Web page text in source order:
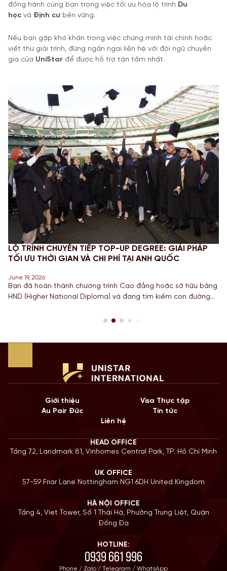
đồng hành cùng bạn trong việc tối ưu hóa lộ trình Du
học và Định cư bền vững.
Nếu bạn gặp khó khăn trong việc chứng minh tài chính hoặc
viết thư giải trình, đừng ngần ngại liên hệ với đội ngũ chuyên
gia của UniStar để được hỗ trợ tận tâm nhất.
LỘ TRÌNH CHUYỂN TIẾP TOP-UP DEGREE: GIẢI PHÁP
TỐI ƯU THỜI GIAN VÀ CHI PHÍ TẠI ANH QUỐC
June 19, 2026
Bạn đã hoàn thành chương trình Cao đẳng hoặc sở hữu bằng
HND (Higher National Diploma) và đang tìm kiếm con đường
Quốc gia có nền giáo dục hàng đầu? Lộ trình chuyển tiếp
Giới thiệu
Visa Thực tập
Au Pair Đức
Tin tức
Liên hệ
HEAD OFFICE
Tầng 72, Landmark 81, Vinhomes Central Park, TP. Hồ Chí Minh
UK OFFICE
57-59 Friar Lane Nottingham NG1 6DH United Kingdom
HÀ NỘI OFFICE
Tầng 4, Viet Tower, Số 1 Thái Hà, Phường Trung Liệt, Quận
Đống Đa
HOTLINE:
0939 661 996
Phone / Zalo / Telegram / WhatsApp